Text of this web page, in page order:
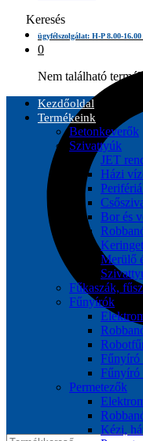
Keresés
ügyfélszolgálat: H-P 8.00-16.00
0
Nem található termék
Kezdőoldal
Termékeink
Betonkeverők
Szivattyúk
JET
Házi
Bor és
Merülő
Fűkaszák,
Fűnyírók
Fűnyíró
Fűnyíró
Permetezők
Kézi,